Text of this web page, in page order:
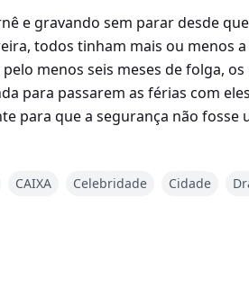
e gravando sem parar desde
todos tinham mais ou menos
menos seis meses de folga,
para passarem as férias com
para que a segurança não fosse
de seu 18º aniversário, ela se
mais do que apenas seu guarda-
CAIXA Celebridade Cidade